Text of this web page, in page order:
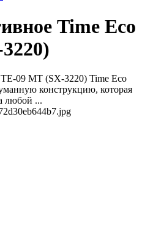
Time Eco
09 MT (SX-3220) Time Eco
конструкцию, которая
любой ...